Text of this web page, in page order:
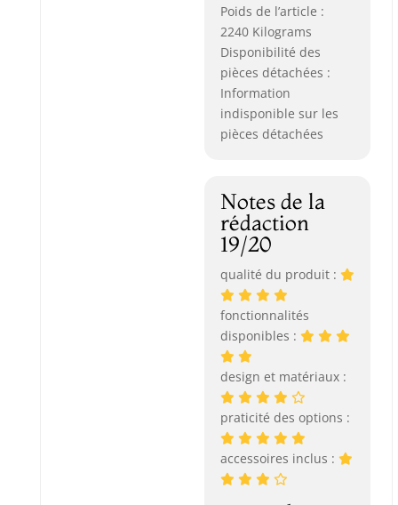
Poids de l’article :
2240 Kilograms
Disponibilité des
pièces détachées :
Information
indisponible sur les
pièces détachées
Notes de la
rédaction
19/20
qualité du produit :
fonctionnalités
disponibles :
design et matériaux :
praticité des options :
accessoires inclus :